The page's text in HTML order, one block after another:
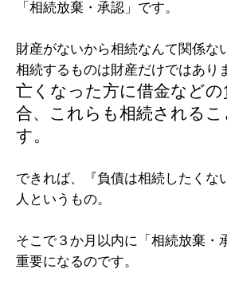
「相続放棄・承認」です。
財産がないから相続なんて関係な
相続するものは財産だけではあり
亡くなった方に借金など
合、これらも相続されるこ
す。
できれば、『負債は相続したくな
人というもの。
そこで３か月以内に「相続放棄・
重要になるのです。